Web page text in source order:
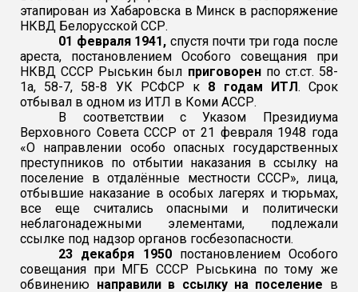
этапирован из Хабаровска в Минск в распоряжение
НКВД Белорусской ССР.
01 февраля 1941, спустя почти три года после
ареста,
постановлением Особого совещания при
НКВД СССР Рыськин был приговоренпо ст.ст. 58-
1а, 58-7, 58-8 УК РСФСР к 8 годам ИТЛ. Срок
отбывал в одном из ИТЛ в Коми АССР.
В соответствии сУказом Президиума
Верховного Совета СССР от 21 февраля 1948 года
«О направлении особо опасных государственных
преступников по отбытии наказания в ссылку на
поселение в отдалённые местности СССР», лица,
отбывшие наказание в особых лагерях и тюрьмах,
все еще считались опасными и политически
неблагонадежными элементами, подлежали
ссылке под надзор органов госбезопасности.
23 декабря 1950постановлением Особого
совещания при МГБ СССР Рыськина по тому же
обвинению направили в ссылку на поселение в